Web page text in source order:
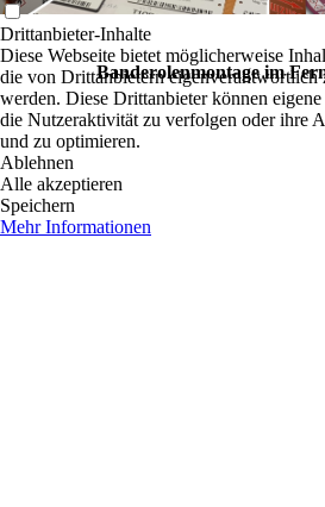
Banderolenmontageim
Drittanbieter-Inhalte
Diese Webseite bietet möglicherweise
die von Drittanbietern eigenverantwortlich
werden. Diese Drittanbieter können
die Nutzeraktivität zu verfolgen oder ihre
und zu optimieren.
Ablehnen
Alle akzeptieren
Speichern
Mehr Informationen